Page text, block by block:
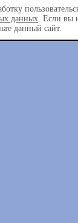
данных. Если вы
данный сайт.